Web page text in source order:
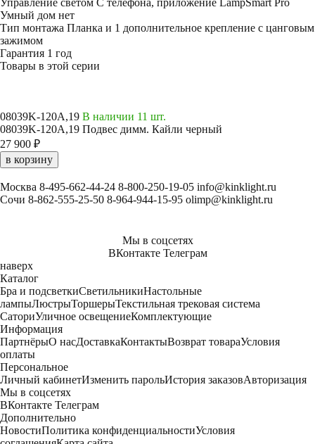
Умный дом нет
Тип монтажа Планка и 1 дополнительное крепление с цанговым
зажимом
Гарантия 1 год
Товары в этой серии
08039K-120A,19 В наличии 11 шт.
08039K-120A,19 Подвес димм. Кайли черный
27 900 ₽
в корзину
Москва 8-495-662-44-24 8-800-250-19-05 info@kinklight.ru
Сочи 8-862-555-25-50 8-964-944-15-95 olimp@kinklight.ru
Мы в соцсетях
ВКонтакте Телеграм
наверх
Каталог
Бра и подсветкиСветильникиНастольные
лампыЛюстрыТоршерыТекстильная трековая система
СаториУличное освещениеКомплектующие
Информация
ПартнёрыО насДоставкаКонтактыВозврат товараУсловия
оплаты
Персональное
Личный кабинетИзменить парольИстория заказовАвторизация
Мы в соцсетях
ВКонтакте Телеграм
Дополнительно
НовостиПолитика конфиденциальностиУсловия